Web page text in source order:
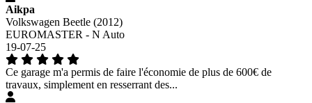
Aikpa
Volkswagen Beetle (2012)
EUROMASTER - N Auto
19-07-25
Ce garage m'a permis de faire l'économie de plus de 600€ de
travaux, simplement en resserrant des...